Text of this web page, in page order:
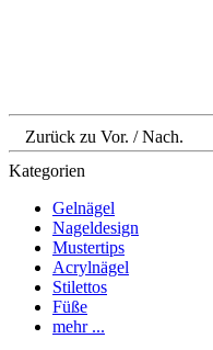
Zurück zu Vor. / Nach.
Kategorien
Gelnägel
Nageldesign
Mustertips
Acrylnägel
Stilettos
Füße
mehr ...